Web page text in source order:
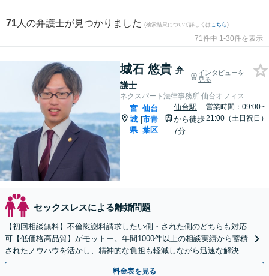
71 人の弁護士が見つかりました (検索結果について詳しくは こちら)
71件中 1-30件を表示
城石 悠貴 弁
護士
インタビューを
見る
ネクスパート法律事務所 仙台オフィス
宮
城
県
|
仙台
市青
葉区
仙台駅
から徒歩
7分
営業時間：09:00~
21:00（土日祝日）
セックスレスによる離婚問題
【初回相談無料】不倫慰謝料請求したい側・された側のどちらも対応
可【低価格高品質】がモットー。年間1000件以上の相談実績から蓄積
されたノウハウを活かし、精神的な負担も軽減しながら迅速な解決を
目指します。【休日・夜間相談あり】【ビデオ面談可】
料金表を見る